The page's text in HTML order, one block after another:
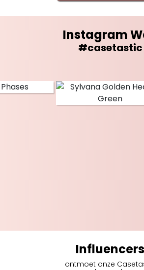
Instagram
#casetastic
Influencers
ontmoet onze